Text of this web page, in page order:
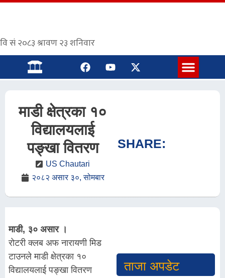
माडी क्षेत्रका १०
विद्यालयलाई
पङ्खा वितरण
US Chautari
२०८२ असार ३०, सोमबार
SHARE:
माडी, ३० असार ।
रोटरी क्लब अफ नारायणी मिड
टाउनले माडी क्षेत्रका १०
विद्यालयलाई पङ्खा वितरण
ताजा अपडेट